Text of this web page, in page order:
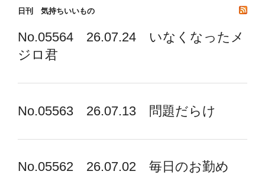
日刊 気持ちいいもの
No.05564 26.07.24 いなくなったメ
ジロ君
No.05563 26.07.13 問題だらけ
No.05562 26.07.02 毎日のお勤め